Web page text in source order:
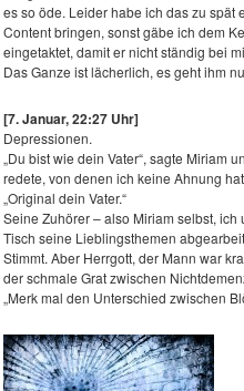
es so öde. Leider habe ich das zu spät
Content bringen, sonst gäbe ich dem
eingetaktet, damit er nicht ständig bei
Das Ganze ist lächerlich, es geht ihm
[7. Januar, 22:27 Uhr]
Depressionen.
„Du bist wie dein Vater“, sagte Miriam
redete, von denen ich keine Ahnung
„Original dein Vater.“
Seine Zuhörer – also Miriam selbst,
Tisch seine Lieblingsthemen
Stimmt. Aber Herrgott, der Mann war
der schmale Grat zwischen
„Merk mal den Unterschied zwischen